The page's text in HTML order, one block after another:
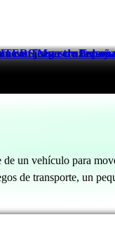
con juego cruzado
Teaser de
Muestra
un vehículo para
de transporte, un